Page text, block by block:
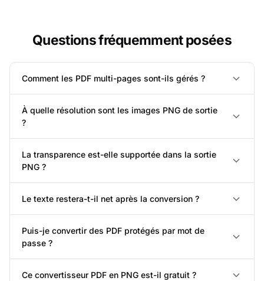
Questions fréquemment posées
Comment les PDF multi-pages sont-ils gérés ?
À quelle résolution sont les images PNG de sortie
?
La transparence est-elle supportée dans la sortie
PNG ?
Le texte restera-t-il net après la conversion ?
Puis-je convertir des PDF protégés par mot de
passe ?
Ce convertisseur PDF en PNG est-il gratuit ?